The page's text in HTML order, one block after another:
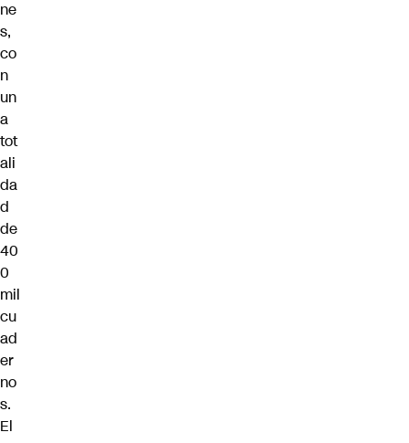
ne
s,
co
n
un
a
tot
ali
da
d
de
40
0
mil
cu
ad
er
no
s.
El